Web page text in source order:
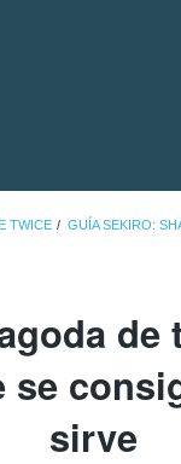
TWICE GUÍA SEKIRO:
de
sirve